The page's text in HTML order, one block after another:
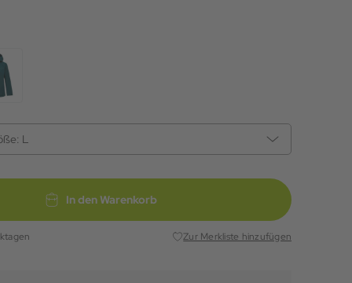
L
In den Warenkorb
Zur Merkliste hinzufügen